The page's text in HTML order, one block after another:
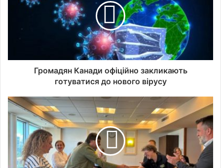
Громадян Канади офіційно закликають
готуватися до нового вірусу